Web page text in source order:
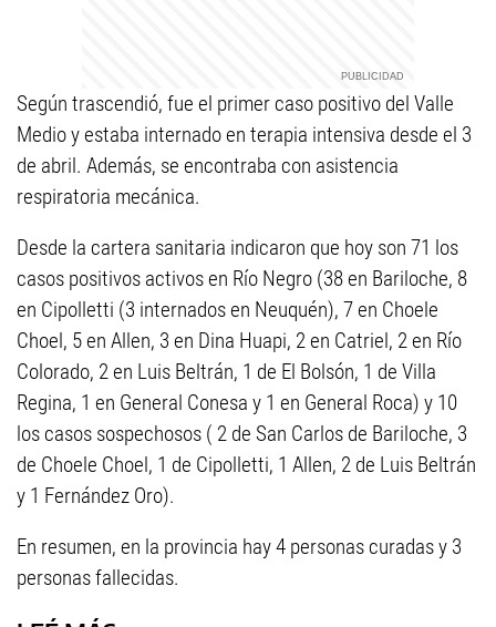
Según trascendió, fue el primer caso positivo del Valle
Medio y estaba internado en terapia intensiva desde el 3
de abril. Además, se encontraba con asistencia
respiratoria mecánica.
Desde la cartera sanitaria indicaron que hoy son 71 los
casos positivos activos en Río Negro (38 en Bariloche, 8
en Cipolletti (3 internados en Neuquén), 7 en Choele
Choel, 5 en Allen, 3 en Dina Huapi, 2 en Catriel, 2 en Río
Colorado, 2 en Luis Beltrán, 1 de El Bolsón, 1 de Villa
Regina, 1 en General Conesa y 1 en General Roca) y 10
los casos sospechosos ( 2 de San Carlos de Bariloche, 3
de Choele Choel, 1 de Cipolletti, 1 Allen, 2 de Luis Beltrán
y 1 Fernández Oro).
En resumen, en la provincia hay 4 personas curadas y 3
personas fallecidas.